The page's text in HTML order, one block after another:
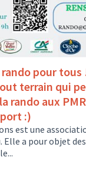
pour tous
terrain qui
rando aux
:)
est une
Elle a pour objet